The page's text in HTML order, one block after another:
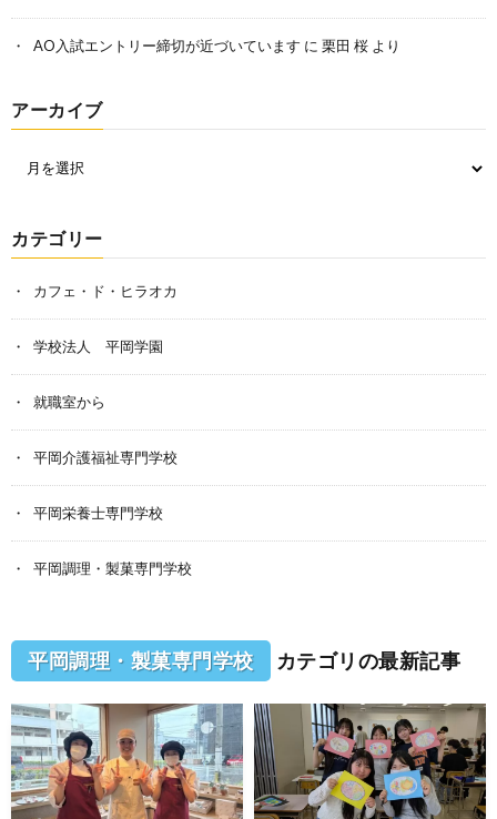
AO入試エントリー締切が近づいています に 栗田 桜 より
アーカイブ
カテゴリー
カフェ・ド・ヒラオカ
学校法人 平岡学園
就職室から
平岡介護福祉専門学校
平岡栄養士専門学校
平岡調理・製菓専門学校
平岡調理・製菓専門学校 カテゴリの最新記事